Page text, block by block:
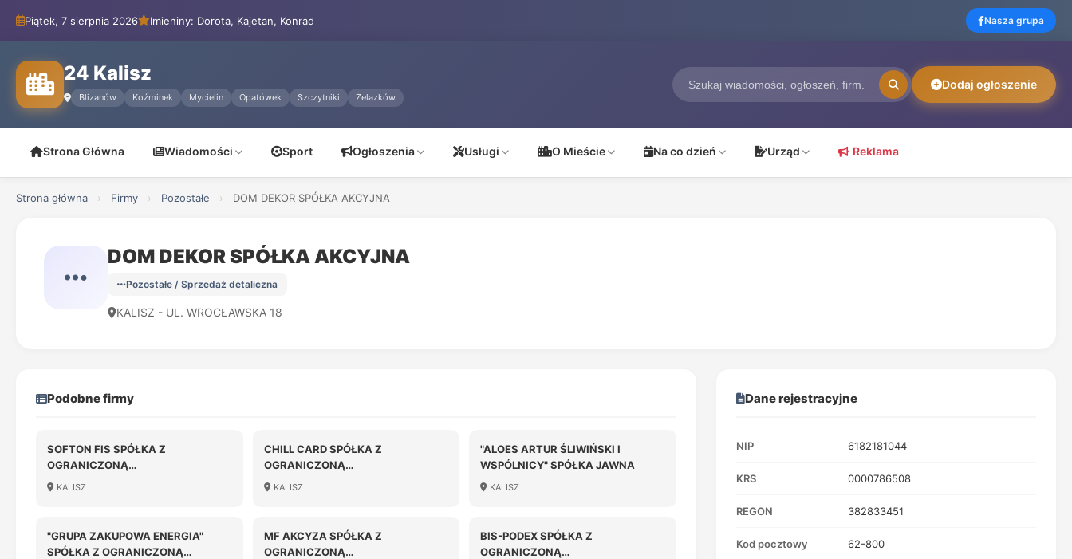
Piątek, 7 sierpnia 2026 Imieniny: Dorota, Kajetan, Konrad Nasza grupa
24 Kalisz
Blizanów Koźminek Mycielin Opatówek Szczytniki Żelazków
Dodaj ogłoszenie
Strona Główna Wiadomości Sport Ogłoszenia Usługi O Mieście Na co dzień Urząd Reklama
Strona główna › Firmy › Pozostałe › DOM DEKOR SPÓŁKA AKCYJNA
DOM DEKOR SPÓŁKA AKCYJNA
Pozostałe / Sprzedaż detaliczna
KALISZ - UL. WROCŁAWSKA 18
Podobne firmy
SOFTON FIS SPÓŁKA Z
OGRANICZONĄ
ODPOWIEDZIALNOŚCIĄ
KALISZ
CHILL CARD SPÓŁKA Z
OGRANICZONĄ
ODPOWIEDZIALNOŚCIĄ
KALISZ
"ALOES ARTUR ŚLIWIŃSKI I
WSPÓLNICY" SPÓŁKA JAWNA
KALISZ
"GRUPA ZAKUPOWA ENERGIA"
SPÓŁKA Z OGRANICZONĄ
MF AKCYZA SPÓŁKA Z
OGRANICZONĄ
BIS-PODEX SPÓŁKA Z
OGRANICZONĄ
Dane rejestracyjne
NIP 6182181044
KRS 0000786508
REGON 382833451
Kod pocztowy 62-800